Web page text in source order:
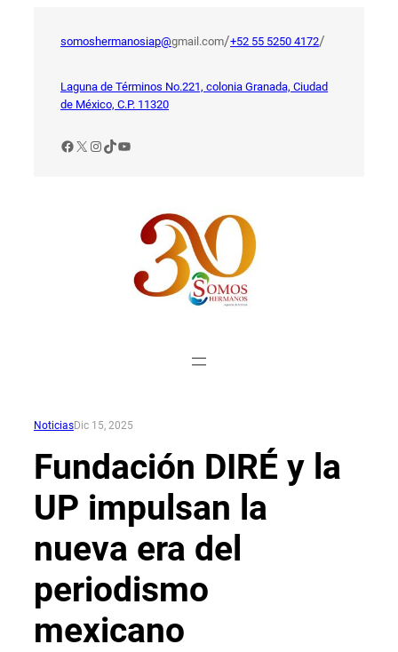
somoshermanosiap@gmail.com/+52 55 5250 4172/
Laguna de Términos No.221, colonia Granada, Ciudad
de México, C.P. 11320
Facebook
X Instagram
TikTok
YouTube
NoticiasDic 15, 2025
Fundación DIRÉ y la
UP impulsan la
nueva era del
periodismo
mexicano